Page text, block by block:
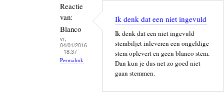
Bergen
antwoord
op
Natuurlijk
kun
je
wel
Reactie
van:
Blanco
vr,
04/01/2016
- 18:37
Permalink
Ik denk dat een niet ingevuld
Ik denk dat een niet ingevuld
stembiljet inleveren een ongeldige
stem oplevert en geen blanco stem.
Dan kun je dus net zo goed niet
gaan stemmen.